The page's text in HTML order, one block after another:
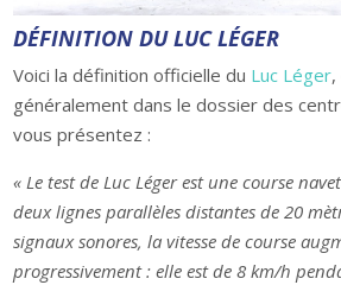
DÉFINITION DU LUC LÉGER
Voici la définition officielle du Luc Léger
généralement dans le dossier des
vous présentez :
« Le test de Luc Léger est une course
deux lignes parallèles distantes de 20
signaux sonores, la vitesse de course
progressivement : elle est de 8 km/h